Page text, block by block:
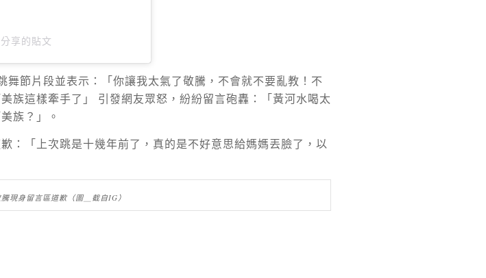
享的貼文
舞節片段並表示：「你讓我太氣了敬騰，不會就不要亂教！不
族這樣牽手了」 引發網友眾怒，紛紛留言砲轟：「黃河水喝太
族？ 」。
：「上次跳是十幾年前了，真的是不好意思給媽媽丟臉了，以
現身留言區道歉（圖＿截自IG）